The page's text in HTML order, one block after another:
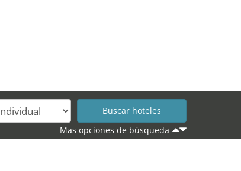
Mas opciones de búsqueda